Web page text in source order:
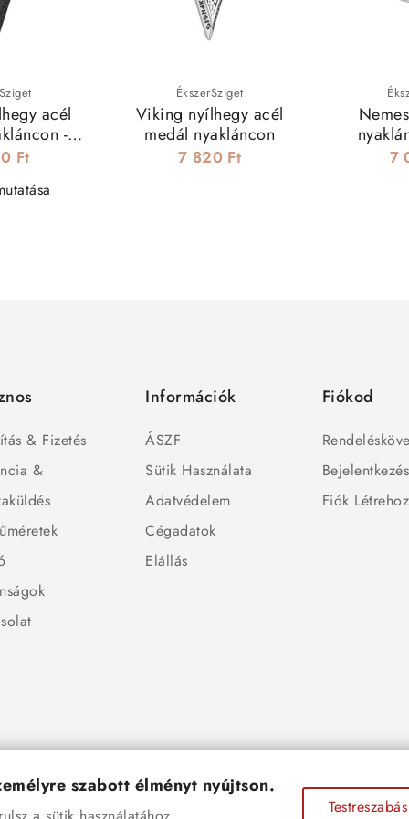
acél
-
Ft
ÉkszerSziget
Viking nyílhegy acél
medál nyakláncon
7 820 Ft 7
& Fizetés
&
Információk
ÁSZF
Sütik Használata
Adatvédelem
Cégadatok
Elállás
Fiókod
Bejelentkezés
Fiók
szabott élményt nyújtson.
Testreszabás